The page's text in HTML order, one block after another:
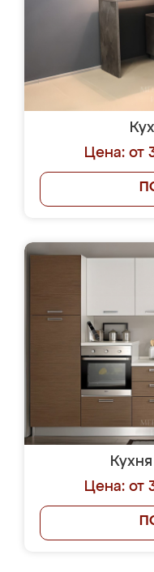
Цена: от
Цена: от